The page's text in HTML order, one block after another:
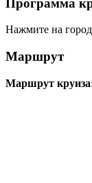
Нажмите на
Маршрут
Маршрут